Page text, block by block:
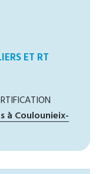
ET RT
à Coulounieix-